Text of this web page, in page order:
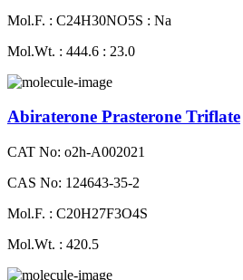
Mol.F. : C24H30NO5S : Na
Mol.Wt. : 444.6 : 23.0
Abiraterone Prasterone Triflate
CAT No: o2h-A002021
CAS No: 124643-35-2
Mol.F. : C20H27F3O4S
Mol.Wt. : 420.5